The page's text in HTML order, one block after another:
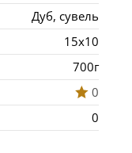
Дуб, сувель
15х10
700г
0
0